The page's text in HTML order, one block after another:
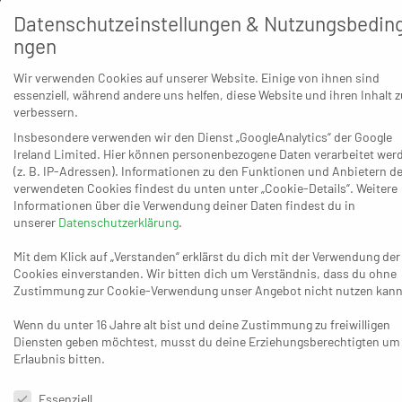
Möglichkeiten hält er immer den Kontakt nach Bonn, das
er fünf Monate später wiedersieht. Natürlich ist Jan
direkt Gast beim Training und selbstverständlich steht er
bald wieder auf der Platte – in der zweiten und dritten
Mannschaft bestreitet er im Winter 2018 sechs Spiele. Als
die Saison im Mai 2019 endet, ist Jan allerdings längst
wieder unterwegs. Er verwirklicht seinen nächsten
Traum: Kanada.
Dies ist
sicher:
Vor ein
zwei
Datenschutzeinstellungen &
ngen
Wir verwenden Cookies auf unserer Website. Einige von ihnen sind
essenziell, während andere uns helfen, diese Website und ihren Inhalt
verbessern.
Insbesondere verwenden wir den Dienst „GoogleAnalytics“ der Google
Ireland Limited. Hier können personenbezogene Daten verarbeitet
(z. B. IP-Adressen). Informationen zu den Funktionen und Anbietern
verwendeten Cookies findest du unten unter „Cookie-Details“. Weitere
Informationen über die Verwendung deiner Daten findest du in
unserer Datenschutzerklärung.
Mit dem Klick auf „Verstanden“ erklärst du dich mit der Verwendung der
Cookies einverstanden. Wir bitten dich um Verständnis, dass du ohne
Zustimmung zur Cookie-Verwendung unser Angebot nicht nutzen
Wenn du unter 16 Jahre alt bist und deine Zustimmung zu freiwilligen
Diensten geben möchtest, musst du deine Erziehungsberechtigten um
Erlaubnis bitten.
Datenschutzeinstellungen & Nutzungsbedingungen
Essenziell